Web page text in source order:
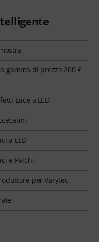
gamma di prezzo 200 €
Luce a LED
a LED
e Palchi
per Varytec